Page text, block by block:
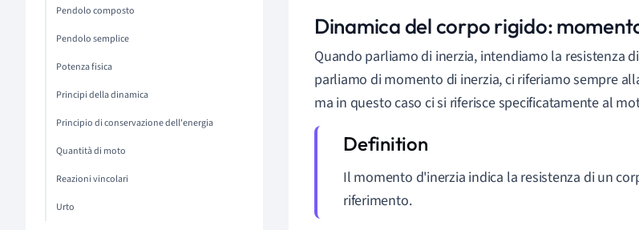
Pendolo composto
Pendolo semplice
Potenza fisica
Principi della dinamica
Principio di conservazione dell'energia
Quantità di moto
Reazioni vincolari
Urto
Dinamica del corpo rigido:
Quando parliamo di inerzia, intendiamo la resistenza
parliamo di momento di inerzia, ci riferiamo sempre
ma in questo caso ci si riferisce specificatamente al
Il momento d'inerzia indica la resistenza di un
riferimento.